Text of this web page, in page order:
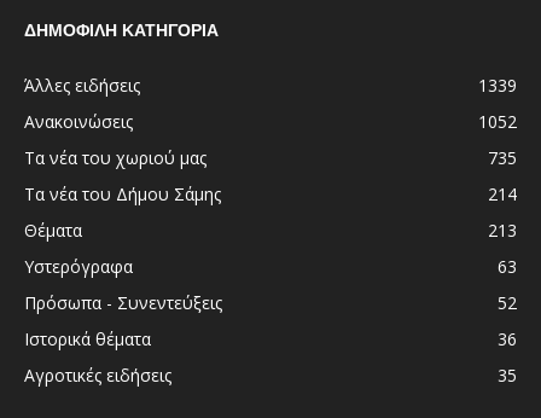
ΔΗΜΟΦΙΛΗ ΚΑΤΗΓΟΡΙΑ
Άλλες ειδήσεις
1339
Ανακοινώσεις
1052
Τα νέα του χωριού μας
735
Τα νέα του Δήμου Σάμης
214
Θέματα
213
Υστερόγραφα
63
Πρόσωπα - Συνεντεύξεις
52
Ιστορικά θέματα
36
Αγροτικές ειδήσεις
35